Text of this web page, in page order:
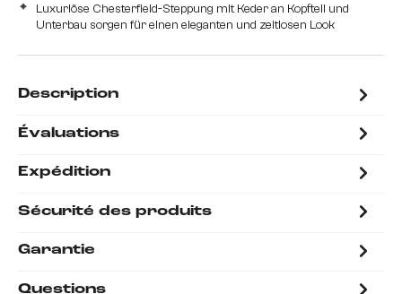
Luxuriöse Chesterfield-Steppung mit Keder an Kopfteil und
Unterbau sorgen für einen eleganten und zeitlosen Look
Description
Évaluations
Expédition
Sécurité des produits
Garantie
Questions